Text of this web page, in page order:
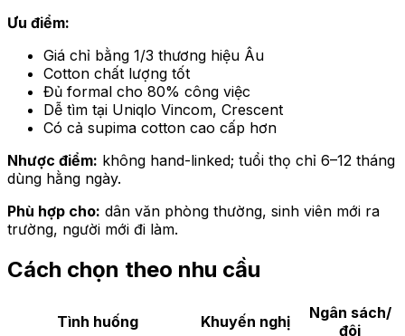
Ưu điểm:
Giá chỉ bằng 1/3 thương hiệu Âu
Cotton chất lượng tốt
Đủ formal cho 80% công việc
Dễ tìm tại Uniqlo Vincom, Crescent
Có cả supima cotton cao cấp hơn
Nhược điểm: không hand-linked; tuổi thọ chỉ 6–12 tháng
dùng hằng ngày.
Phù hợp cho: dân văn phòng thường, sinh viên mới ra
trường, người mới đi làm.
Cách chọn theo nhu cầu
Tình huống Khuyến nghị
Ngân sách/
đôi